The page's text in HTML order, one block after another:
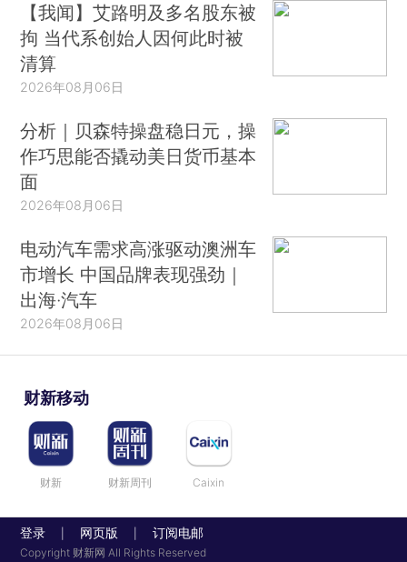
【我闻】艾路明及多名股东被
拘 当代系创始人因何此时被
清算
2026年08月06日
分析｜贝森特操盘稳日元，操
作巧思能否撬动美日货币基本
面
2026年08月06日
电动汽车需求高涨驱动澳洲车
市增长 中国品牌表现强劲｜
出海·汽车
2026年08月06日
财新移动
财新 财新周刊 Caixin
登录 网页版 订阅电邮
Copyright 财新网 All Rights Reserved